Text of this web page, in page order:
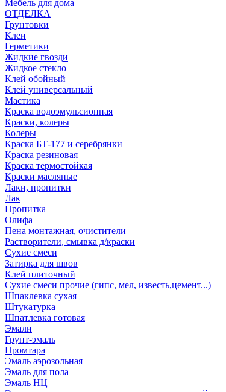
Мебель для дома
ОТДЕЛКА
Грунтовки
Клеи
Герметики
Жидкие гвозди
Жидкое стекло
Клей обойный
Клей универсальный
Мастика
Краска водоэмульсионная
Краски, колеры
Колеры
Краска БТ-177 и серебрянки
Краска резиновая
Краска термостойкая
Краски масляные
Лаки, пропитки
Лак
Пропитка
Олифа
Пена монтажная, очистители
Растворители, смывка д/краски
Сухие смеси
Затирка для швов
Клей плиточный
Сухие смеси прочие (гипс, мел, известь,цемент...)
Шпаклевка сухая
Штукатурка
Шпатлевка готовая
Эмали
Грунт-эмаль
Промтара
Эмаль аэрозольная
Эмаль для пола
Эмаль НЦ